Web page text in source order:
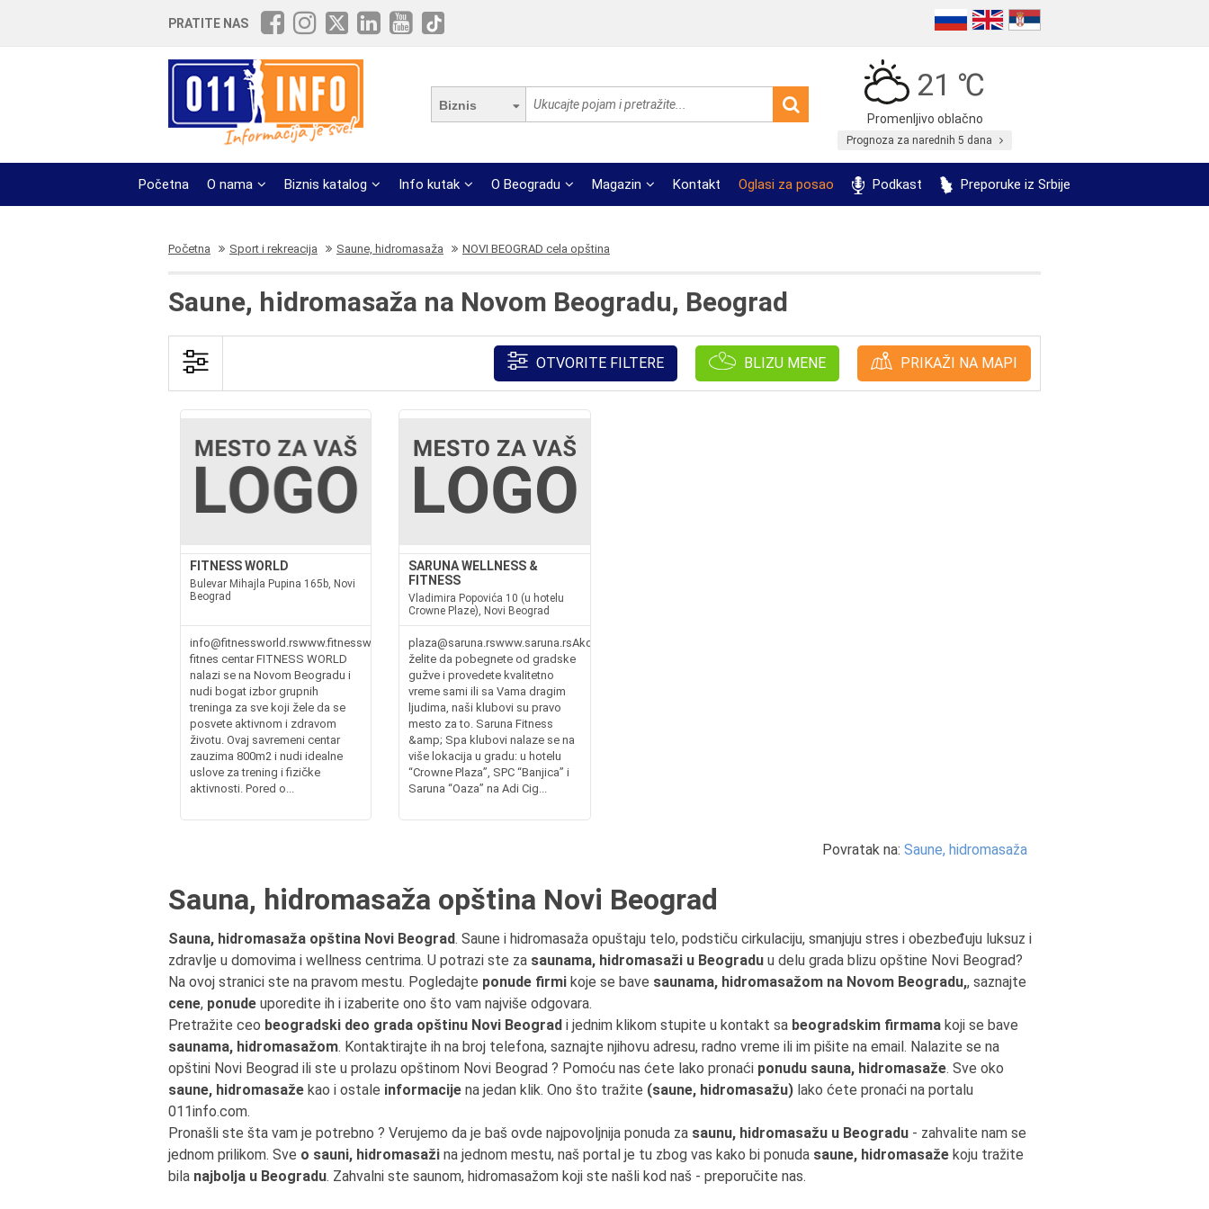
PRATITE NAS
Biznis
21 ℃
Promenljivo oblačno
Prognoza za narednih 5 dana
Početna O nama Biznis katalog Info kutak O Beogradu Magazin Kontakt Oglasi za posao Podkast Preporuke iz Srbije
Početna Sport i rekreacija Saune, hidromasaža NOVI BEOGRAD cela opština
Saune, hidromasaža na Novom Beogradu, Beograd
OTVORITE FILTERE BLIZU MENE PRIKAŽI NA MAPI
FITNESS WORLD
Bulevar Mihajla Pupina 165b, Novi
Beograd
info@fitnessworld.rswww.fitnessworld.rsJedinstveni
fitnes centar FITNESS WORLD
nalazi se na Novom Beogradu i
nudi bogat izbor grupnih
treninga za sve koji žele da se
posvete aktivnom i zdravom
životu. Ovaj savremeni centar
zauzima 800m2 i nudi idealne
uslove za trening i fizičke
aktivnosti. Pored o...
SARUNA WELLNESS &
FITNESS
Vladimira Popovića 10 (u hotelu
Crowne Plaze), Novi Beograd
plaza@saruna.rswww.saruna.rsAko
želite da pobegnete od gradske
gužve i provedete kvalitetno
vreme sami ili sa Vama dragim
ljudima, naši klubovi su pravo
mesto za to. Saruna Fitness
&amp; Spa klubovi nalaze se na
više lokacija u gradu: u hotelu
“Crowne Plaza”, SPC “Banjica” i
Saruna “Oaza” na Adi Cig...
Povratak na: Saune, hidromasaža
Sauna, hidromasaža opština Novi Beograd
Sauna, hidromasaža opština Novi Beograd. Saune i hidromasaža opuštaju telo, podstiču cirkulaciju, smanjuju stres i obezbeđuju luksuz i
zdravlje u domovima i wellness centrima. U potrazi ste za saunama, hidromasaži u Beogradu u delu grada blizu opštine Novi Beograd?
Na ovoj stranici ste na pravom mestu. Pogledajte ponude firmi koje se bave saunama, hidromasažom na Novom Beogradu,, saznajte
cene, ponude uporedite ih i izaberite ono što vam najviše odgovara.
Pretražite ceo beogradski deo grada opštinu Novi Beograd i jednim klikom stupite u kontakt sa beogradskim firmama koji se bave
saunama, hidromasažom. Kontaktirajte ih na broj telefona, saznajte njihovu adresu, radno vreme ili im pišite na email. Nalazite se na
opštini Novi Beograd ili ste u prolazu opštinom Novi Beograd ? Pomoću nas ćete lako pronaći ponudu sauna, hidromasaže. Sve oko
saune, hidromasaže kao i ostale informacije na jedan klik. Ono što tražite (saune, hidromasažu) lako ćete pronaći na portalu
011info.com.
Pronašli ste šta vam je potrebno ? Verujemo da je baš ovde najpovoljnija ponuda za saunu, hidromasažu u Beogradu - zahvalite nam se
jednom prilikom. Sve o sauni, hidromasaži na jednom mestu, naš portal je tu zbog vas kako bi ponuda saune, hidromasaže koju tražite
bila najbolja u Beogradu. Zahvalni ste saunom, hidromasažom koji ste našli kod naš - preporučite nas.